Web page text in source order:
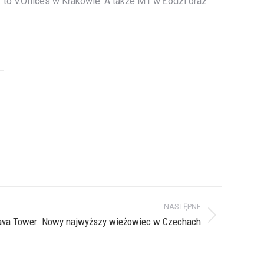
NASTĘPNE
Tower. Nowy najwyższy wieżowiec w Czechach